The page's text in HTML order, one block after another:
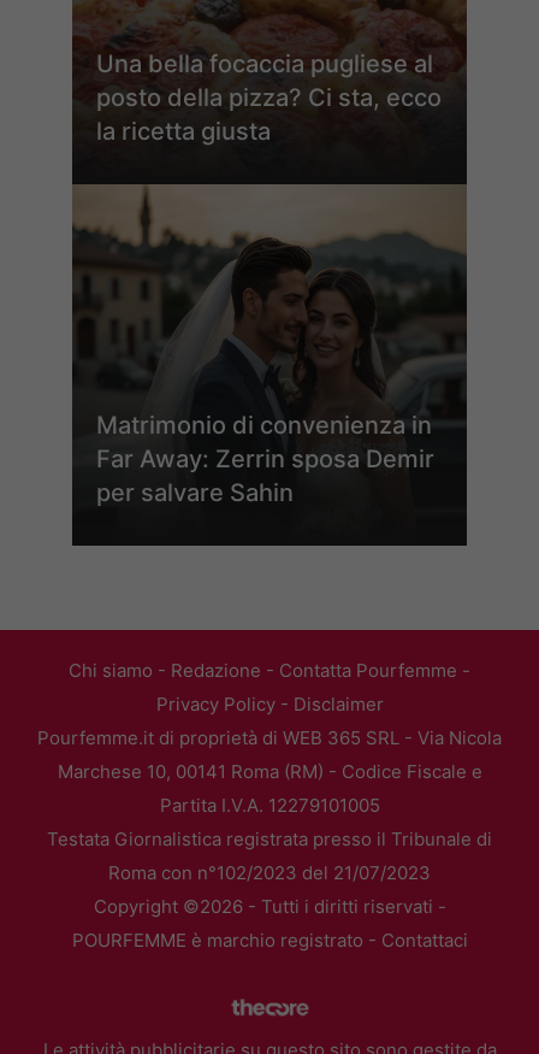
Una bella focaccia pugliese al
posto della pizza? Ci sta, ecco
la ricetta giusta
Matrimonio di convenienza in
Far Away: Zerrin sposa Demir
per salvare Sahin
Chi siamo - Redazione - Contatta Pourfemme -
Privacy Policy- Disclaimer
Pourfemme.it di proprietà di WEB 365 SRL - Via Nicola
Marchese 10, 00141 Roma (RM) - Codice Fiscale e
Partita I.V.A. 12279101005
Testata Giornalistica registrata presso il Tribunale di
Roma con n°102/2023 del 21/07/2023
Copyright ©2026 - Tutti i diritti riservati -
POURFEMME è marchio registrato - Contattaci
Le attività pubblicitarie su questo sito sono gestite da